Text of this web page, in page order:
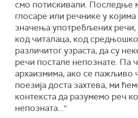
смо потискивали. Последње
глосаре или речнике у којима
значења употребљених речи,
код читалаца, код
различитог узраста, да су
речи постале непознате. Па
архаизмима, ако се пажљиво
поезија доста захтева, ми
контекста да разумемо реч
непозната...''